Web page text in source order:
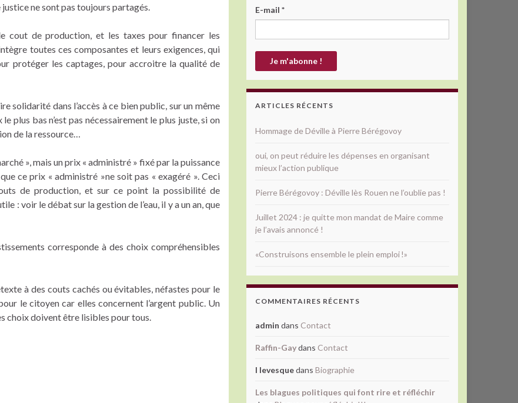
ne sont pas toujours partagés.
cout de production, et les taxes pour financer les
toutes ces composantes et leurs exigences, qui
protéger les captages, pour accroitre la qualité de
solidarité dans l’accès à ce bien public, sur un même
plus bas n’est pas nécessairement le plus juste, si on
de la ressource…
», mais un prix « administré » fixé par la puissance
ce prix « administré »ne soit pas « exagéré ». Ceci
de production, et sur ce point la possibilité de
: voir le débat sur la gestion de l’eau, il y a un an, que
corresponde à des choix compréhensibles
à des couts cachés ou évitables, néfastes pour le
le citoyen car elles concernent l’argent public. Un
choix doivent être lisibles pour tous.
E-mail *
ARTICLES RÉCENTS
Hommage de Déville à Pierre Bérégovoy
oui, on peut réduire les dépenses en organisant
mieux l’action publique
Pierre Bérégovoy : Déville lès Rouen ne l’oublie pas !
Juillet 2024 : je quitte mon mandat de Maire comme
je l’avais annoncé !
«Construisons ensemble le plein emploi !»
COMMENTAIRES RÉCENTS
admin dans Contact
Raffin-Gaydans Contact
l levesquedans Biographie
Les blagues politiques qui font rire et réfléchir